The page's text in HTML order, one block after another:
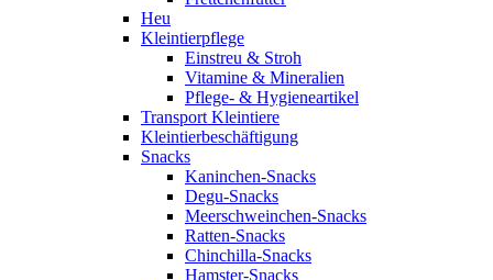
Heu
Kleintierpflege
Einstreu & Stroh
Vitamine & Mineralien
Pflege- & Hygieneartikel
Transport Kleintiere
Kleintierbeschäftigung
Snacks
Kaninchen-Snacks
Degu-Snacks
Meerschweinchen-Snacks
Ratten-Snacks
Chinchilla-Snacks
Hamster-Snacks